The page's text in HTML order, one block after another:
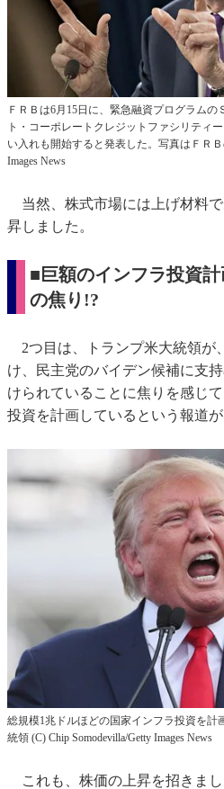
ＦＲＢは6月15日に、緊急融資プログラム
ト・コーポレートクレジットファシリティ
い入れも開始すると発表した。写真はＦＲ
Images News
当然、株式市場には上げ材料
昇しました。
■巨額のインフラ投資
の焦り!?
2つ目は、トランプ米大統領が
け、民主党のバイデン候補に支
けられていることに焦りを感じ
投資を計画しているという報道が
総規模1兆ドルほどの国家インフラ投資を計
統領 (C) Chip Somodevilla/Getty Images News
これも、株価の上昇を招きま